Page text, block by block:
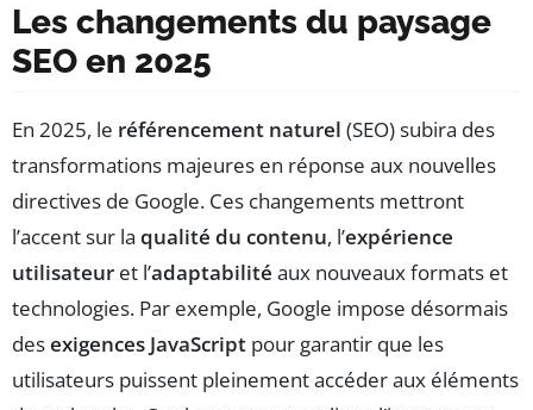
Les changements du paysage
SEO en 2025
En 2025, le référencement naturel (SEO) subira des
transformations majeures en réponse aux nouvelles
directives de Google. Ces changements mettront
l’accent sur la qualité du contenu, l’expérience
utilisateur et l’adaptabilité aux nouveaux formats et
technologies. Par exemple, Google impose désormais
desexigences JavaScript pour garantir que les
utilisateurs puissent pleinement accéder aux éléments